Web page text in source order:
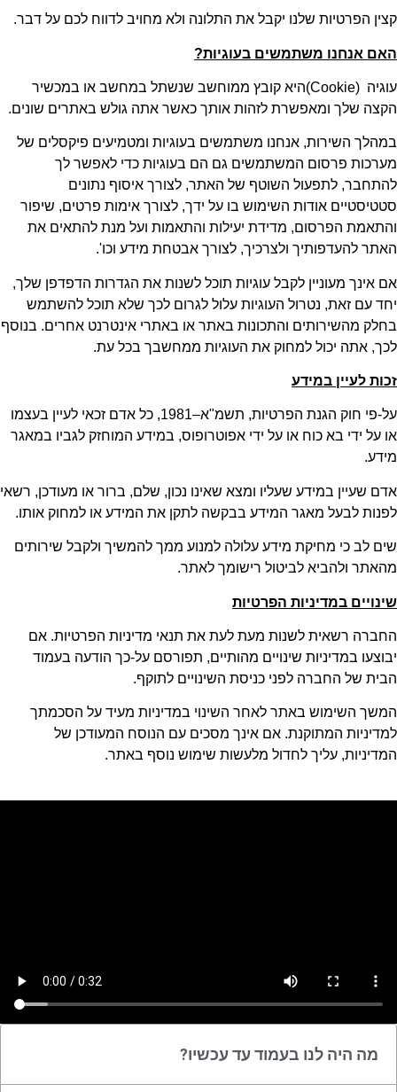
קצין הפרטיות שלנו יקבל את התלונה ולא מחויב לדווח לכם על דבר.
האם אנחנו משתמשים בעוגיות?
עוגיה (Cookie)היא קובץ ממוחשב שנשתל במחשב או במכשיר
הקצה שלך ומאפשרת לזהות אותך כאשר אתה גולש באתרים שונים.
במהלך השירות, אנחנו משתמשים בעוגיות ומטמיעים פיקסלים של
מערכות פרסום המשתמשים גם הם בעוגיות כדי לאפשר לך
להתחבר, לתפעול השוטף של האתר, לצורך איסוף נתונים
סטטיסטיים אודות השימוש בו על ידך, לצורך אימות פרטים, שיפור
והתאמת הפרסום, מדידת יעילות והתאמות ועל מנת להתאים את
האתר להעדפותיך ולצרכיך, לצורך אבטחת מידע וכו'.
אם אינך מעוניין לקבל עוגיות תוכל לשנות את הגדרות הדפדפן שלך,
יחד עם זאת, נטרול העוגיות עלול לגרום לכך שלא תוכל להשתמש
בחלק מהשירותים והתכונות באתר או באתרי אינטרנט אחרים. בנוסף
לכך, אתה יכול למחוק את העוגיות ממחשבך בכל עת.
זכות לעיין במידע
על-פי חוק הגנת הפרטיות, תשמ"א–1981, כל אדם זכאי לעיין בעצמו
או על ידי בא כוח או על ידי אפוטרופוס, במידע המוחזק לגביו במאגר
מידע.
אדם שעיין במידע שעליו ומצא שאינו נכון, שלם, ברור או מעודכן, רשאי
לפנות לבעל מאגר המידע בבקשה לתקן את המידע או למחוק אותו.
שים לב כי מחיקת מידע עלולה למנוע ממך להמשיך ולקבל שירותים
מהאתר ולהביא לביטול רישומך לאתר.
שינויים במדיניות הפרטיות
החברה רשאית לשנות מעת לעת את תנאי מדיניות הפרטיות. אם
יבוצעו במדיניות שינויים מהותיים, תפורסם על-כך הודעה בעמוד
הבית של החברה לפני כניסת השינויים לתוקף.
המשך השימוש באתר לאחר השינוי במדיניות מעיד על הסכמתך
למדיניות המתוקנת. אם אינך מסכים עם הנוסח המעודכן של
המדיניות, עליך לחדול מלעשות שימוש נוסף באתר.
מה היה לנו בעמוד עד עכשיו?